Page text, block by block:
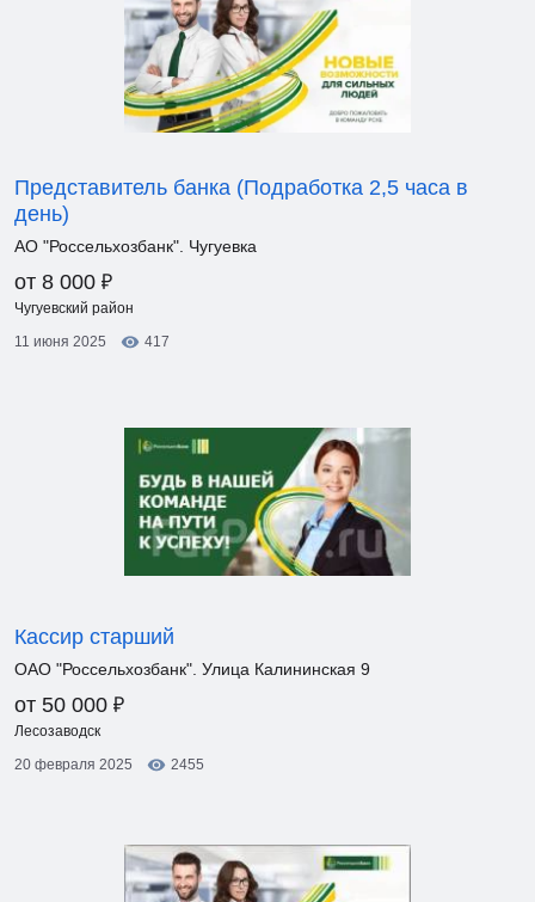
Представитель банка (Подработка 2,5 часа в
день)
АО "Россельхозбанк". Чугуевка
от 8 000 ₽
Чугуевский район
11 июня 2025
417
Кассир старший
ОАО "Россельхозбанк". Улица Калининская 9
от 50 000 ₽
Лесозаводск
20 февраля 2025
2455